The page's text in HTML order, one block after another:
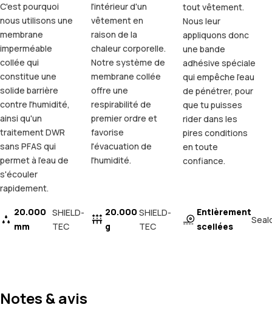
C'est pourquoi
nous utilisons une
membrane
imperméable
collée qui
constitue une
solide barrière
contre l'humidité,
ainsi qu'un
traitement DWR
sans PFAS qui
permet à l'eau de
s'écouler
rapidement.
20.000
mm
SHIELD-
TEC
l'intérieur d'un
vêtement en
raison de la
chaleur corporelle.
Notre système de
membrane collée
offre une
respirabilité de
premier ordre et
favorise
l'évacuation de
l'humidité.
20.000
g
SHIELD-
TEC
tout vêtement.
Nous leur
appliquons donc
une bande
adhésive spéciale
qui empêche l'eau
de pénétrer, pour
que tu puisses
rider dans les
pires conditions
en toute
confiance.
Entièrement
scellées
Notes & avis